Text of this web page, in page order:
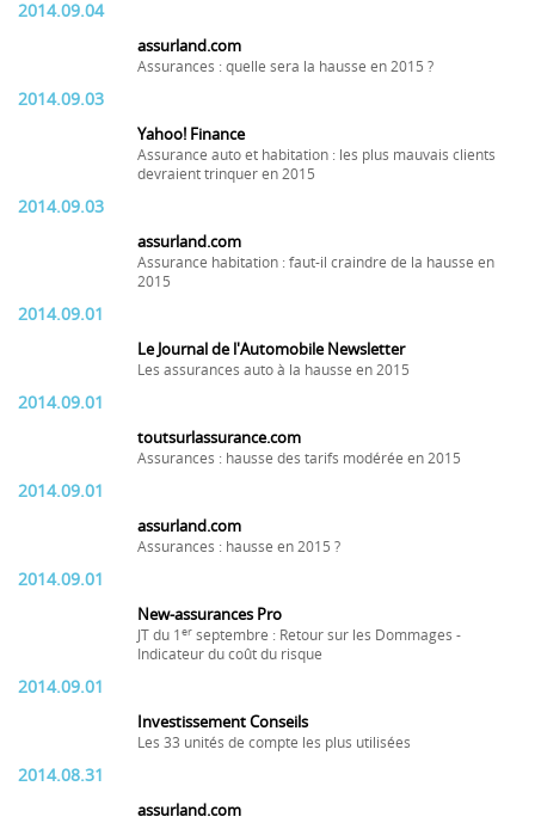
2014.09.04
assurland.com
Assurances : quelle sera la hausse en 2015 ?
2014.09.03
Yahoo! Finance
Assurance auto et habitation : les plus mauvais clients
devraient trinquer en 2015
2014.09.03
assurland.com
Assurance habitation : faut-il craindre de la hausse en
2015
2014.09.01
Le Journal de l'Automobile Newsletter
Les assurances auto à la hausse en 2015
2014.09.01
toutsurlassurance.com
Assurances : hausse des tarifs modérée en 2015
2014.09.01
assurland.com
Assurances : hausse en 2015 ?
2014.09.01
New-assurances Pro
JT du 1 er septembre : Retour sur les Dommages -
Indicateur du coût du risque
2014.09.01
Investissement Conseils
Les 33 unités de compte les plus utilisées
2014.08.31
assurland.com